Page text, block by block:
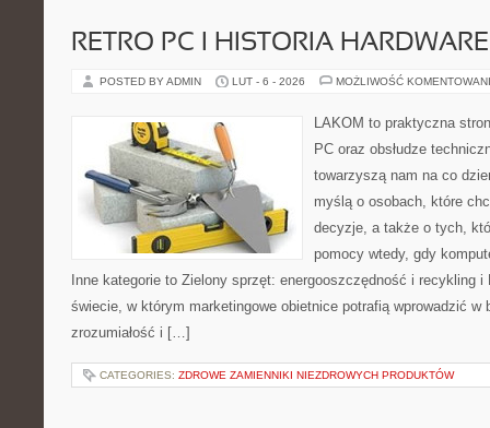
RETRO PC I HISTORIA
POSTED BY ADMIN LUT - 6 - 2026 MOŻLIWOŚĆ
LAKOM to praktyczna
PC oraz obsłudze
towarzyszą nam na co
myślą o osobach, które
decyzje, a także o tych,
pomocy wtedy, gdy
Inne kategorie to Zielony sprzęt: energooszczędność i recykling
świecie, w którym marketingowe obietnice potrafią wprowadzić w
zrozumiałość i […]
CATEGORIES: ZDROWE ZAMIENNIKI NIEZDROWYCH PRODUKTÓW